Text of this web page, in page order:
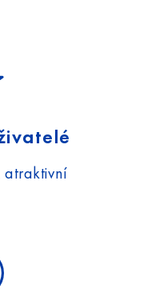
atraktivní